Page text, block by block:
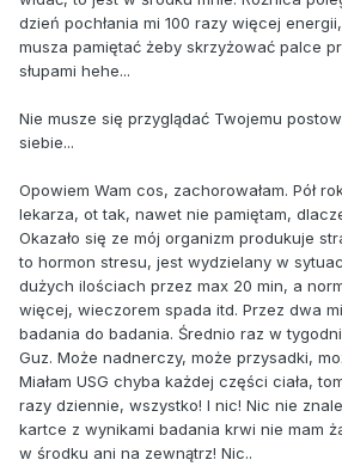
dzień pochłania mi 100 razy więcej
musza pamiętać żeby skrzyżować palce
słupami hehe...
Nie musze się przyglądać Twojemu
siebie...
Opowiem Wam cos, zachorowałam. Pół
lekarza, ot tak, nawet nie pamiętam,
Okazało się ze mój organizm produkuje
to hormon stresu, jest wydzielany w
dużych ilościach przez max 20 min, a
więcej, wieczorem spada itd. Przez dwa
badania do badania. Średnio raz w
Guz. Może nadnerczy, może przysadki,
Miałam USG chyba każdej części ciała,
razy dziennie, wszystko! I nic! Nic nie
kartce z wynikami badania krwi nie mam
w środku ani na zewnątrz! Nic..